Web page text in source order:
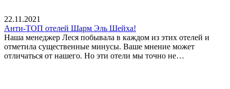
22.11.2021
Анти-ТОП отелей Шарм Эль Шейха!
Наша менеджер Леся побывала в каждом из этих отелей и
отметила существенные минусы. Ваше мнение может
отличаться от нашего. Но эти отели мы точно не…